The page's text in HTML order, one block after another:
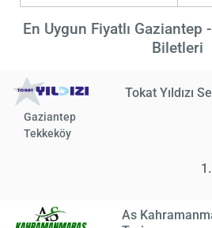
En Uygun Fiyatlı Gaziantep
Biletleri
Tokat Yıldızı
Gaziantep
Tekkeköy
As